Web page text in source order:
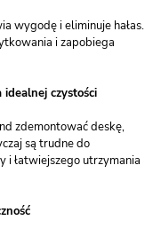
wygodę i eliminuje hałas.
i zapobiega
czystości
zdemontować deskę,
są trudne do
i łatwiejszego utrzymania